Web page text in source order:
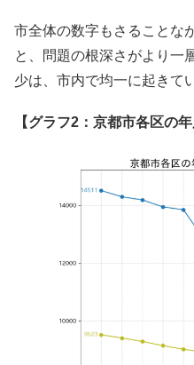
市全体の数字もさることな
と、問題の根深さがより一
少は、市内で均一に起きて
【グラフ2：京都市各区の